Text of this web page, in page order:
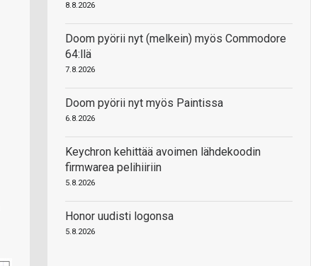
8.8.2026
Doom pyörii nyt (melkein) myös Commodore
64:llä
7.8.2026
Doom pyörii nyt myös Paintissa
6.8.2026
Keychron kehittää avoimen lähdekoodin
firmwarea pelihiiriin
5.8.2026
Honor uudisti logonsa
5.8.2026